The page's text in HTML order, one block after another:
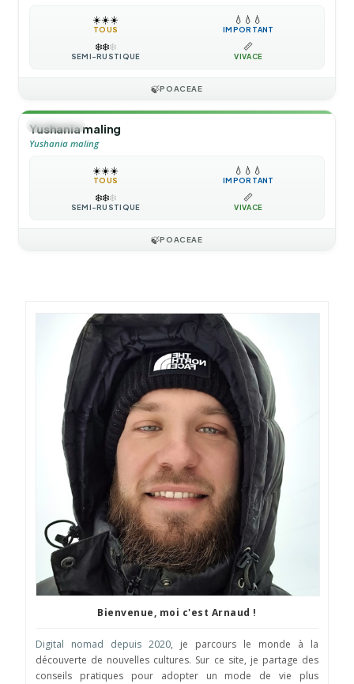
☀️☀️☀️
TOUS
💧 💧 💧
IMPORTANT
❄️❄️❄️
SEMI-RUSTIQUE
📏
VIVACE
🍃POACEAE
🎋BAMBOU
Yushania maling
Yushania maling
☀️☀️☀️
TOUS
💧 💧 💧
IMPORTANT
❄️❄️❄️
SEMI-RUSTIQUE
📏
VIVACE
🍃POACEAE
Bienvenue, moi c'est Arnaud !
Digital nomad depuis 2020, je parcours le monde à la
découverte de nouvelles cultures. Sur ce site, je partage des
conseils pratiques pour adopter un mode de vie plus